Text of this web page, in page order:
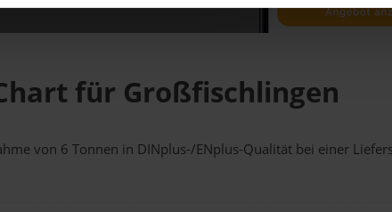
für Großfischlingen
von 6 Tonnen in DINplus-/ENplus-Qualität bei einer